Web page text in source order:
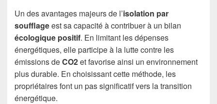
Un des avantages majeurs de l’isolation par
soufflageest sa capacité à contribuer à un bilan
écologique positif. En limitant les dépenses
énergétiques, elle participe à la lutte contre les
émissions deCO2et favorise ainsi un environnement
plus durable. En choisissant cette méthode, les
propriétaires font un pas significatif vers la transition
énergétique.